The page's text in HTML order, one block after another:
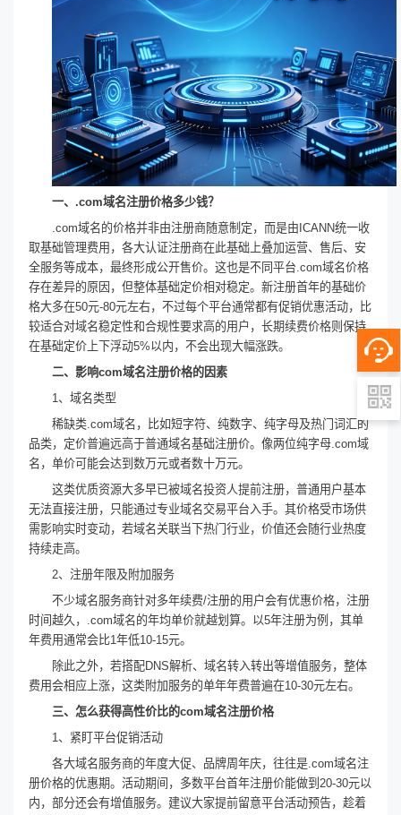
一、.com域名注册价格多少钱？
.com域名的价格并非由注册商随意制定，而是由ICANN统一收
取基础管理费用，各大认证注册商在此基础上叠加运营、售后、安
全服务等成本，最终形成公开售价。这也是不同平台.com域名价格
存在差异的原因，但整体基础定价相对稳定。新注册首年的基础价
格大多在50元-80元左右，不过每个平台通常都有促销优惠活动，比
较适合对域名稳定性和合规性要求高的用户，长期续费价格则保持
在基础定价上下浮动5%以内，不会出现大幅涨跌。
二、影响com域名注册价格的因素
1、域名类型
稀缺类.com域名，比如短字符、纯数字、纯字母及热门词汇的
品类，定价普遍远高于普通域名基础注册价。像两位纯字母.com域
名，单价可能会达到数万元或者数十万元。
这类优质资源大多早已被域名投资人提前注册，普通用户基本
无法直接注册，只能通过专业域名交易平台入手。其价格受市场供
需影响实时变动，若域名关联当下热门行业，价值还会随行业热度
持续走高。
2、注册年限及附加服务
不少域名服务商针对多年续费/注册的用户会有优惠价格，注册
时间越久，.com域名的年均单价就越划算。以5年注册为例，其单
年费用通常会比1年低10-15元。
除此之外，若搭配DNS解析、域名转入转出等增值服务，整体
费用会相应上涨，这类附加服务的单年年费普遍在10-30元左右。
三、怎么获得高性价比的com域名注册价格
1、紧盯平台促销活动
各大域名服务商的年度大促、品牌周年庆，往往是.com域名注
册价格的优惠期。活动期间，多数平台首年注册价能做到20-30元以
内，部分还会有增值服务。建议大家提前留意平台活动预告，趁着